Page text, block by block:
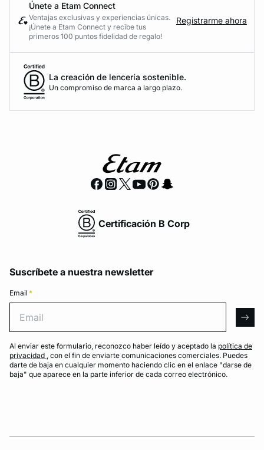
Únete a Etam Connect
Ventajas exclusivas y experiencias únicas.
¡Únete a Etam Connect y recibe tus
primeros 100 puntos fidelidad de regalo!
Registrarme ahora
La creación de lencería sostenible.
Un compromiso de marca a largo plazo.
Certificación B Corp
Suscríbete a nuestra newsletter
Email *
Al enviar este formulario, reconozco haber leído y aceptado la política de
privacidad , con el fin de enviarte comunicaciones comerciales. Puedes
darte de baja en cualquier momento haciendo clic en el enlace "darse de
baja" que aparece en la parte inferior de cada correo electrónico.